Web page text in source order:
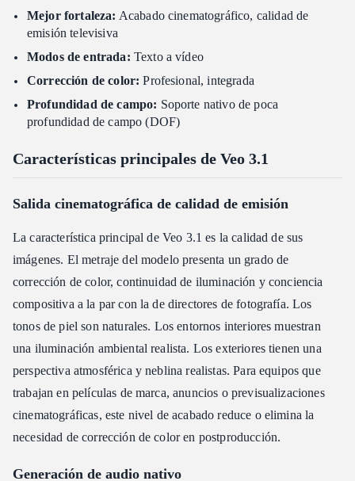
Artículos relacionados
Mejor fortaleza: Acabado cinematográfico, calidad de
emisión televisiva
Modos de entrada: Texto a vídeo
Corrección de color: Profesional, integrada
Profundidad de campo: Soporte nativo de poca
profundidad de campo (DOF)
Características principales de Veo 3.1
Salida cinematográfica de calidad de emisión
La característica principal de Veo 3.1 es la calidad de sus
imágenes. El metraje del modelo presenta un grado de
corrección de color, continuidad de iluminación y conciencia
compositiva a la par con la de directores de fotografía. Los
tonos de piel son naturales. Los entornos interiores muestran
una iluminación ambiental realista. Los exteriores tienen una
perspectiva atmosférica y neblina realistas. Para equipos que
trabajan en películas de marca, anuncios o previsualizaciones
cinematográficas, este nivel de acabado reduce o elimina la
necesidad de corrección de color en postproducción.
Generación de audio nativo